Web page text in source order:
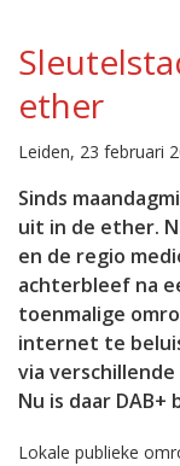
ether
Leiden, 23 februari
Sinds
uit in de ether.
en de regio
achterbleef na
toenmalige
internet te
via
Nu is daar DAB+
Lokale publieke